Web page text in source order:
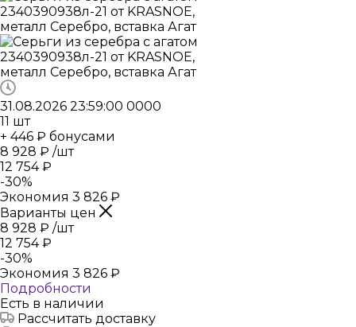
31.08.2026 23:59:00 0000
11 шт
+ 446 ₽ бонусами
8 928 ₽ /шт
12 754₽
-30%
Экономия 3 826 ₽
Варианты цен
8 928 ₽ /шт
12 754₽
-30%
Экономия 3 826 ₽
Подробности
Есть в наличии
Рассчитать доставку